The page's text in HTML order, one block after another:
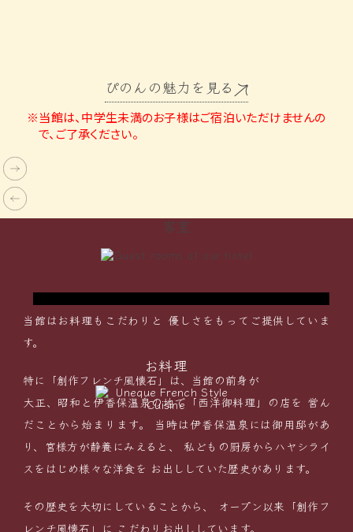
ぴのんの魅力を見る
※当館は、中学生未満のお子様はご宿泊いただけませんの
で、ご了承ください。
客室
おすすめ！いつもと違うふたりきりの”非日常
お料理
当館はお料理もこだわりと 優しさをもってご提供していま
す。
特に「創作フレンチ風懐石」は、当館の前身が
大正、昭和と伊香保温泉の地で「西洋御料理」の店を 営ん
だことから始まります。
当時は伊香保温泉には御用邸があ
り、宮様方が静養にみえると、
私どもの厨房からハヤシライ
スをはじめ様々な洋食を お出ししていた歴史があります。
その歴史を大切にしていることから、
オープン以来「創作フ
レンチ風懐石」に こだわりお出ししています。